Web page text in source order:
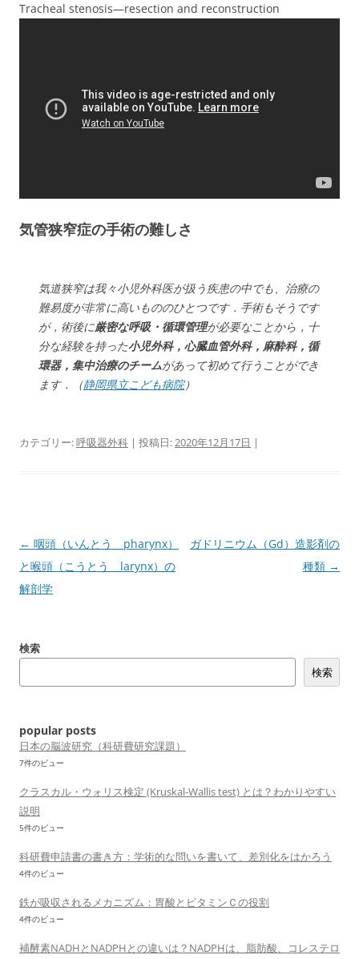
Tracheal stenosis—resection and reconstruction
気管狭窄症の手術の難しさ
気道狭窄は我々小児外科医が扱う疾患の中でも、治療の
難易度が非常に高いもののひとつです．手術もそうです
が，術後に厳密な呼吸・循環管理が必要なことから，十
分な経験を持った小児外科，心臓血管外科，麻酔科，循
環器，集中治療のチームがあって初めて行うことができ
ます．（静岡県立こども病院）
カテゴリー:呼吸器外科 | 投稿日:2020年12月17日 |
投
稿
ナ
ー
← 咽頭（いんとう pharynx）
と喉頭（こうとう larynx）の
解剖学
ガドリニウム（Gd）造影剤の
種類 →
検索
検索
popular posts
日本の脳波研究（科研費研究課題）
7件のビュー
クラスカル・ウォリス検定 (Kruskal-Wallis test) とは？わかりやすい
説明
5件のビュー
科研費申請書の書き方：学術的な問いを書いて、差別化をはかろう
4件のビュー
鉄が吸収されるメカニズム：胃酸とビタミンＣの役割
4件のビュー
補酵素NADHとNADPHとの違いは？NADPHは、脂肪酸、コレステロ